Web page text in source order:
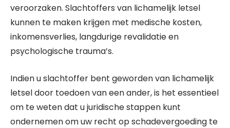
veroorzaken. Slachtoffers van lichamelijk letsel
kunnen te maken krijgen met medische kosten,
inkomensverlies, langdurige revalidatie en
psychologische trauma’s.
Indien u slachtoffer bent geworden van lichamelijk
letsel door toedoen van een ander, is het essentieel
om te weten dat u juridische stappen kunt
ondernemen om uw recht op schadevergoeding te